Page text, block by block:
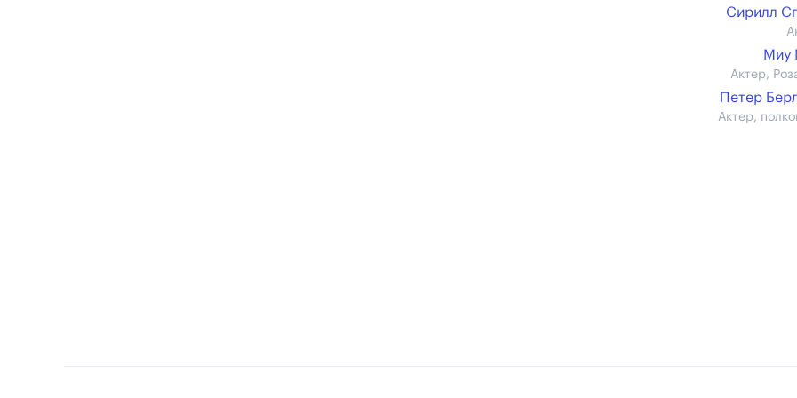
Сирилл
Миу
Актер,
Петер
Актер,